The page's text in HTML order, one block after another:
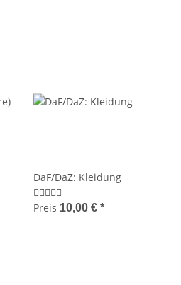
DaF/DaZ: Kleidung
Preis 10,00 € *